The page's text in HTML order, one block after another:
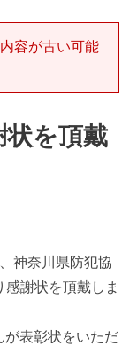
容が古い可能
状を頂戴
神奈川県防犯協
謝状を頂戴しま
が表彰状をいただ